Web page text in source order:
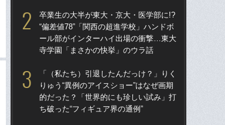
卒業生の大半が東大・京大・医学部に!?
“偏差値78”「関西の超進学校」ハンドボ
ール部がインターハイ出場の衝撃…東大
寺学園「まさかの快挙」のウラ話
「（私たち）引退したんだっけ？」りく
りゅう“異例のアイスショー”はなぜ画期
的だった？「世界的にも珍しい試み」打
ち破った“フィギュア界の通例”